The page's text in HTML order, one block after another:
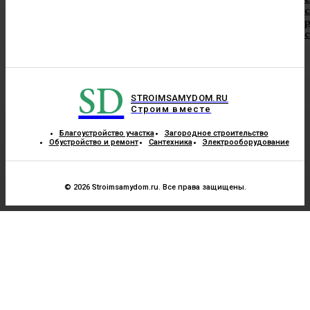
SD
STROIMSAMYDOM.RU
Строим вместе
Благоустройство участка
Загородное строительство
Обустройство и ремонт
Сантехника Электрооборудование
© 2026 Stroimsamydom.ru. Все права защищены.